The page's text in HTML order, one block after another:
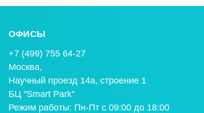
ОФИСЫ
+7 (499) 755 64-27
Москва,
Научный проезд 14а, строение 1
БЦ "Smart Park"
Режим работы: Пн-Пт с 09:00 до 18:00